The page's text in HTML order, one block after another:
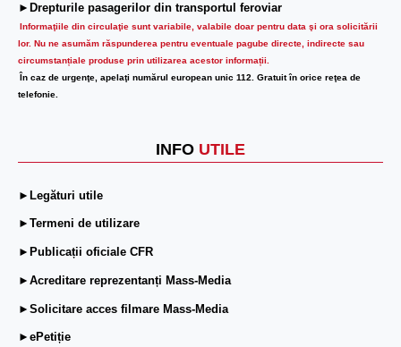
►Drepturile pasagerilor din transportul feroviar
Informaţiile din circulaţie sunt variabile, valabile doar pentru data şi ora solicitării
lor. Nu ne asumăm răspunderea pentru eventuale pagube directe, indirecte sau
circumstanțiale produse prin utilizarea acestor informații.
În caz de urgenţe, apelaţi numărul european unic 112. Gratuit în orice reţea de
telefonie.
INFO UTILE
►Legături utile
►Termeni de utilizare
►Publicații oficiale CFR
►Acreditare reprezentanți Mass-Media
►Solicitare acces filmare Mass-Media
►ePetiție